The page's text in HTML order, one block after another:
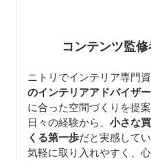
コンテンツ監
ニトリでインテリア専門
のインテリアアドバイザー
に合った空間づくりを提案
日々の経験から、 小さな
くる第一歩だと実感してい
気軽に取り入れやすく、